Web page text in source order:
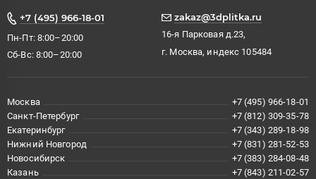
+7 (495) 966-18-01
Пн-Пт: 8:00–20:00
Сб-Вс: 8:00–20:00
zakaz@3dplitka.ru
16-я Парковая д.23,
г. Москва, индекс 105484
Москва
+7 (495) 966-18-01
Санкт-Петербург
+7 (812) 309-35-78
Екатеринбург
+7 (343) 289-18-98
Нижний Новгород
+7 (831) 281-52-53
Новосибирск
+7 (383) 284-08-48
Казань
+7 (843) 211-02-57